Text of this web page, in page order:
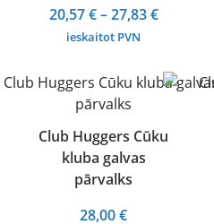
20,57€–27,83€Price
through
ieskaitot PVN
Club Huggers Cūku
kluba galvas
pārvalks
28,00€